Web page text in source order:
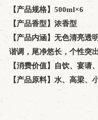
【产品规格】500ml×6
【产品香型】浓香型
【产品内涵】无色清亮透
谐调，尾净悠长，个性突
【消费价值】自饮、宴请
【产品原料】水、高梁、